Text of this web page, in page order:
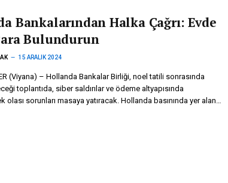
Bankalarından Halka Çağrı: Evde
Bulundurun
15 ARALIK 2024
(Viyana) – Hollanda Bankalar Birliği, noel tatili sonrasında
toplantıda, siber saldırılar ve ödeme altyapısında
olası sorunları masaya yatıracak. Hollanda basınında yer alan…